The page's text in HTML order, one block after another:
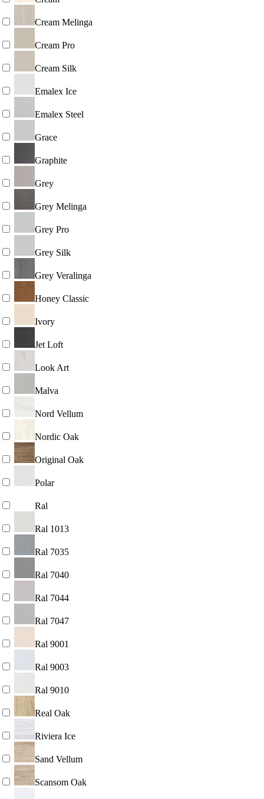
Cream Melinga
Cream Pro
Cream Silk
Emalex Ice
Emalex Steel
Grace
Graphite
Grey
Grey Melinga
Grey Pro
Grey Silk
Grey Veralinga
Honey Classic
Ivory
Jet Loft
Look Art
Malva
Nord Vellum
Nordic Oak
Original Oak
Polar
Ral
Ral 1013
Ral 7035
Ral 7040
Ral 7044
Ral 7047
Ral 9001
Ral 9003
Ral 9010
Real Oak
Riviera Ice
Sand Vellum
Scansom Oak